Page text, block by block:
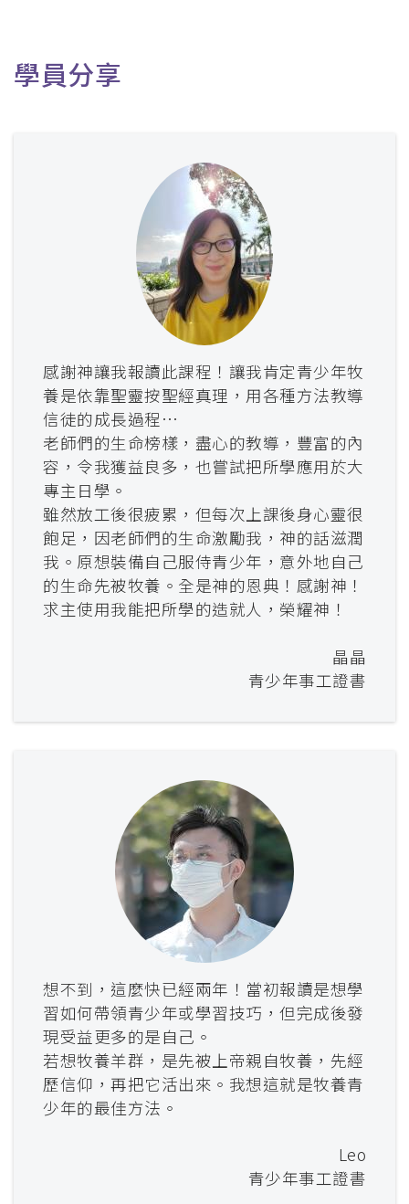
學員分享
感謝神讓我報讀此課程！讓我肯定青少年牧
養是依靠聖靈按聖經真理，用各種方法教導
信徒的成長過程…
老師們的生命榜樣，盡心的教導，豐富的內
容，令我獲益良多，也嘗試把所學應用於大
專主日學。
雖然放工後很疲累，但每次上課後身心靈很
飽足，因老師們的生命激勵我，神的話滋潤
我。原想裝備自己服侍青少年，意外地自己
的生命先被牧養。全是神的恩典！感謝神！
求主使用我能把所學的造就人，榮耀神！
晶晶
青少年事工證書
想不到，這麼快已經兩年！當初報讀是想學
習如何帶領青少年或學習技巧，但完成後發
現受益更多的是自己。
若想牧養羊群，是先被上帝親自牧養，先經
歷信仰，再把它活出來。我想這就是牧養青
少年的最佳方法。
Leo
青少年事工證書